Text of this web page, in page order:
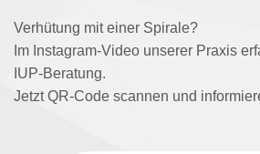
Verhütung mit einer Spirale?
Im Instagram-Video unserer Praxis
IUP-Beratung.
Jetzt QR-Code scannen und